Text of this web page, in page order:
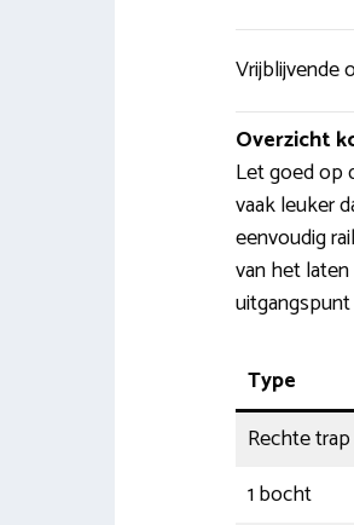
Vrijblijvende
Overzicht
Let goed op
vaak leuker
eenvoudig
van het
Type
Rechte trap
1 bocht